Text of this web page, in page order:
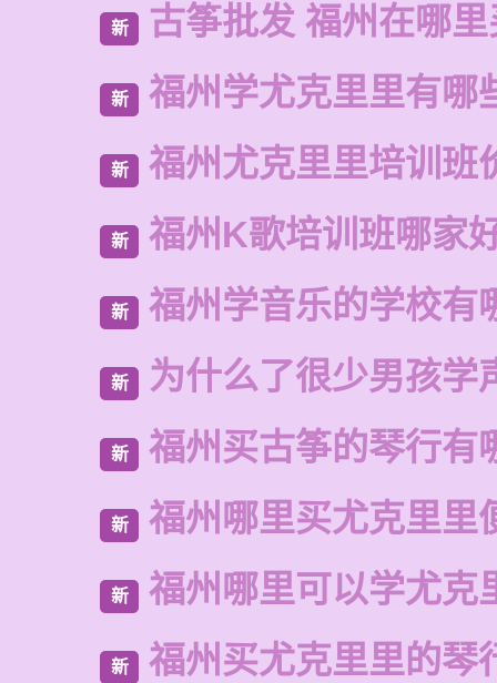
新 古筝批发 福州在哪
新 福州学尤克里里有哪
新 福州尤克里里培训班
新 福州K歌培训班哪家
新 福州学音乐的学校有
新 为什么了很少男孩学
新 福州买古筝的琴行有
新 福州哪里买尤克里里
新 福州哪里可以学尤克
新 福州买尤克里里的琴